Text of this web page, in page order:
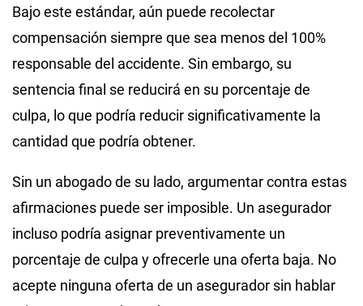
Bajo este estándar, aún puede recolectar
compensación siempre que sea menos del 100%
responsable del accidente. Sin embargo, su
sentencia final se reducirá en su porcentaje de
culpa, lo que podría reducir significativamente la
cantidad que podría obtener.
Sin un abogado de su lado, argumentar contra estas
afirmaciones puede ser imposible. Un asegurador
incluso podría asignar preventivamente un
porcentaje de culpa y ofrecerle una oferta baja. No
acepte ninguna oferta de un asegurador sin hablar